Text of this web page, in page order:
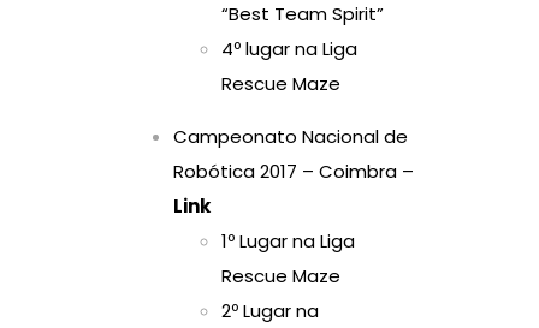
“Best Team Spirit”
4º lugar na Liga
Rescue Maze
Campeonato Nacional de
Robótica 2017 – Coimbra –
Link
1º Lugar na Liga
Rescue Maze
2º Lugar na